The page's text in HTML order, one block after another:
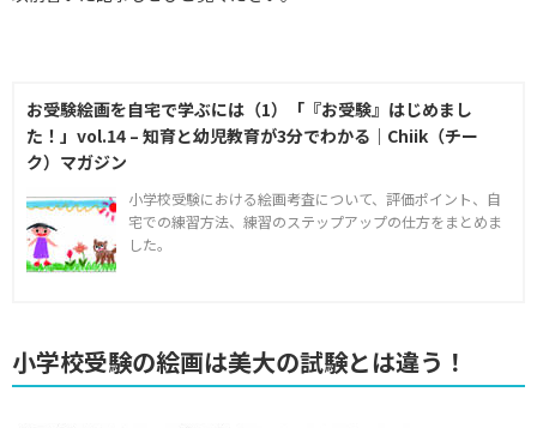
お受験絵画を自宅で学ぶには（1）「『お受験』はじめまし
た！」vol.14 – 知育と幼児教育が3分でわかる｜Chiik（チー
ク）マガジン
小学校受験における絵画考査について、評価ポイント、自
宅での練習方法、練習のステップアップの仕方をまとめま
した。
小学校受験の絵画は美大の試験とは違う！